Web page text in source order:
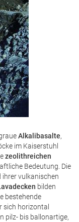
Alkalibasalte,
im Kaiserstuhl
zeolithreichen
Bedeutung. Die
vulka­ni­schen
bilden
bestehende
sich horizontal
pilz- bis ballonartige,